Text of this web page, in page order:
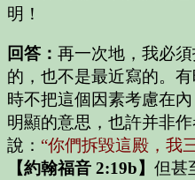
明！
回答： 再一次地，我必
的，也不是最近寫的。
時不把這個因素考慮在
明顯的意思，也許并非
說： “你們拆毀這殿，我
【約翰福音 2:19b】 但甚